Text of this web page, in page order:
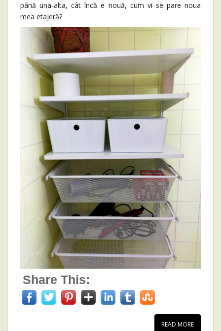
până una-alta, cât încă e nouă, cum vi se pare noua
mea etajeră?
Share This:
READ MORE